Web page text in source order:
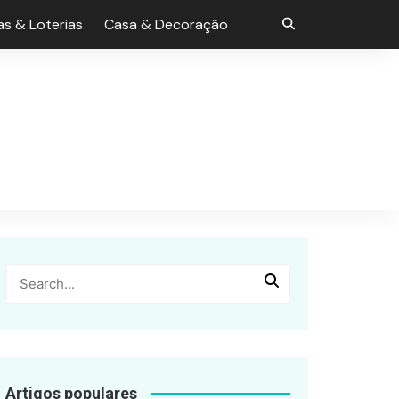
& Loterias Casa & Decoração
Artigos populares